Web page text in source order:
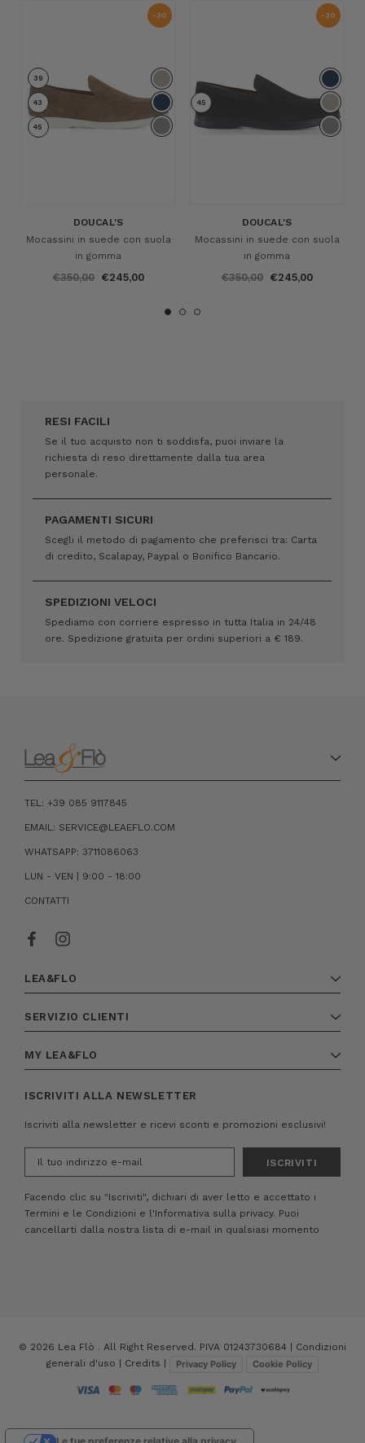
-30
39
43
45
DOUCAL'S
Mocassini in suede con suola
in gomma
€350,00 €245,00
-30
45
DOUCAL'S
Mocassini in suede con suola
in gomma
€350,00 €245,00
RESI FACILI
Se il tuo acquisto non ti soddisfa, puoi inviare la
richiesta di reso direttamente dalla tua area
personale.
PAGAMENTI SICURI
Scegli il metodo di pagamento che preferisci tra: Carta
di credito, Scalapay, Paypal o Bonifico Bancario.
SPEDIZIONI VELOCI
Spediamo con corriere espresso in tutta Italia in 24/48
ore. Spedizione gratuita per ordini superiori a € 189.
TEL: +39 085 9117845
EMAIL: SERVICE@LEAEFLO.COM
WHATSAPP: 3711086063
LUN - VEN | 9:00 - 18:00
CONTATTI
LEA&FLO
SERVIZIO CLIENTI
MY LEA&FLO
ISCRIVITI ALLA NEWSLETTER
Iscriviti alla newsletter e ricevi sconti e promozioni esclusivi!
Facendo clic su "Iscriviti", dichiari di aver letto e accettato i
Termini e le Condizioni e l'Informativa sulla privacy. Puoi
cancellarti dalla nostra lista di e-mail in qualsiasi momento
© 2026 Lea Flò . All Right Reserved. PIVA 01243730684 | Condizioni
generali d'uso
Credits Privacy Policy Cookie Policy